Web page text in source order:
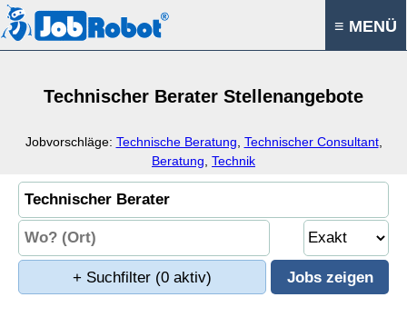
≡ MENÜ
Technischer Berater Stellenangebote
Jobvorschläge: Technische Beratung Technischer Consultant,
Beratung Technik
+ Suchfilter (0 aktiv)